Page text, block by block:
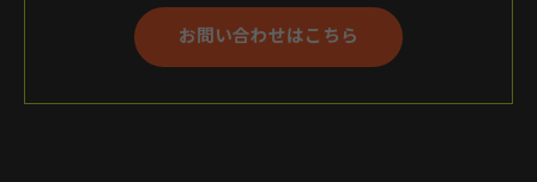
お問い合わせはこちら